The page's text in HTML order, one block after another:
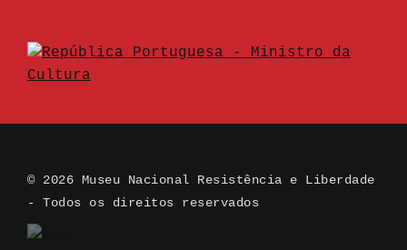
© 2026 Museu Nacional Resistência e Liberdade
- Todos os direitos reservados